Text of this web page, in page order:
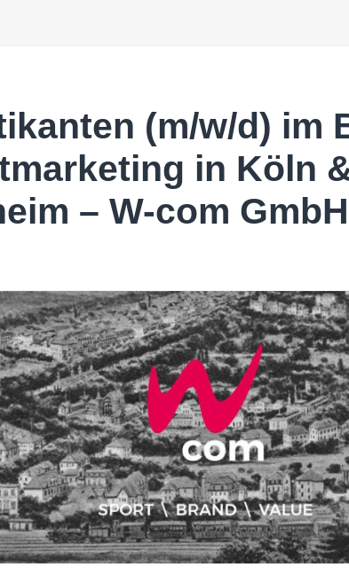
(m/w/d) im
in Köln
– W-com GmbH